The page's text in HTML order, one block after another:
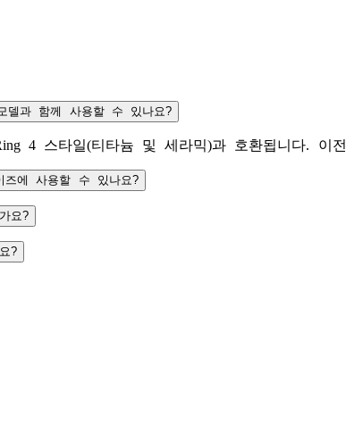
델과 함께 사용할 수 있나요?
4 스타일(티타늄 및 세라믹)과 호환됩니다. 이
에 사용할 수 있나요?
요?
?
등 정상적인 마모
고 제품
가공(아노다이징 그레이 마감)